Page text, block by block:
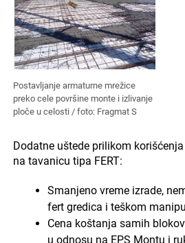
Postavljanje armaturne mrežice
preko cele površine monte i izlivanje
ploče u celosti / foto: Fragmat S
Dodatne uštede prilikom
na tavanicu tipa FERT:
Smanjeno vreme izrade,
fert gredica i teškom
Cena koštanja samih
u odnosu na EPS Montu i